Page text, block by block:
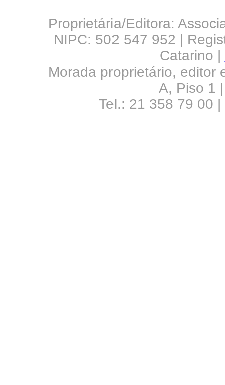
Proprietária/Editora:
NIPC: 502 547 952 |
Catarino |
Morada proprietário, editor
A, Piso 1
Tel.: 21 358 79 00